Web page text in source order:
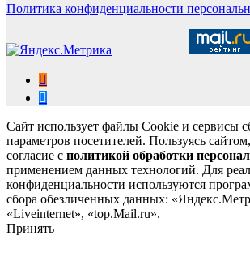
Политика конфиденциальности
Сайт использует файлы Cookie и сервисы
параметров посетителей. Пользуясь
согласие с политикой обработки
применением данных технологий. Для
конфиденциальности используются
сбора обезличенных данных:
«Liveinternet», «top.Mail.ru».
Принять